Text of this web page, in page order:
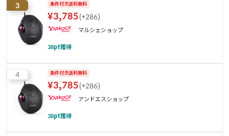
3 条件付き送料無料
¥3,785(+286)
マルシェショップ
38pt獲得
4 条件付き送料無料
¥3,785(+286)
アンドエスショップ
38pt獲得